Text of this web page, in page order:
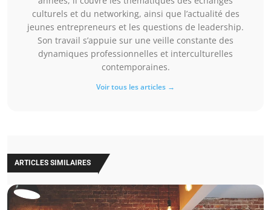
culturels et du networking, ainsi que l’actualité des
jeunes entrepreneurs et les questions de leadership.
Son travail s’appuie sur une veille constante des
dynamiques professionnelles et interculturelles
contemporaines.
Voir tous les articles →
ARTICLES SIMILAIRES